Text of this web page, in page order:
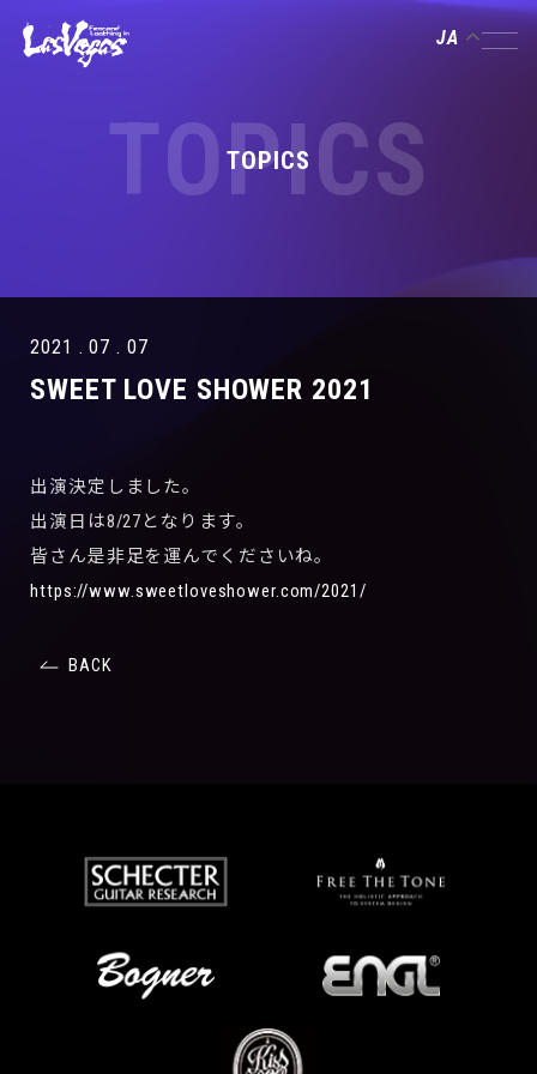
JA
TOPICS
TOPICS
2021 . 07 . 07
SWEET LOVE SHOWER 2021
出演決定しました。
出演日は8/27となります。
皆さん是非足を運んでくださいね。
https://www.sweetloveshower.com/2021/
BACK